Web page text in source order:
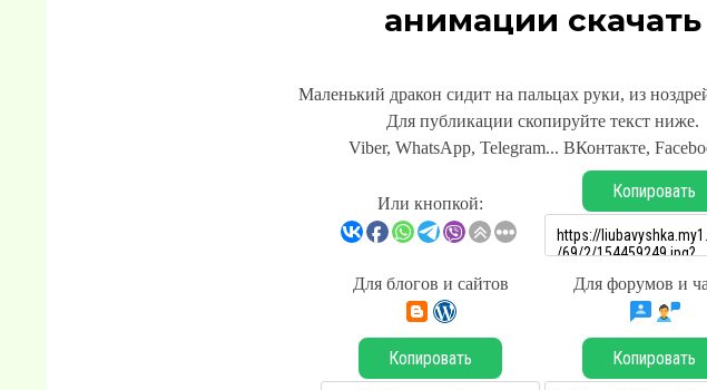
анимации скачать
Маленький дракон сидит на пальцах руки, из
Для публикации скопируйте текст ниже.
Viber, WhatsApp, Telegram... ВКонтакте,
Или кнопкой:
Копировать
Для блогов и сайтов Для форумов и
Копировать Копировать